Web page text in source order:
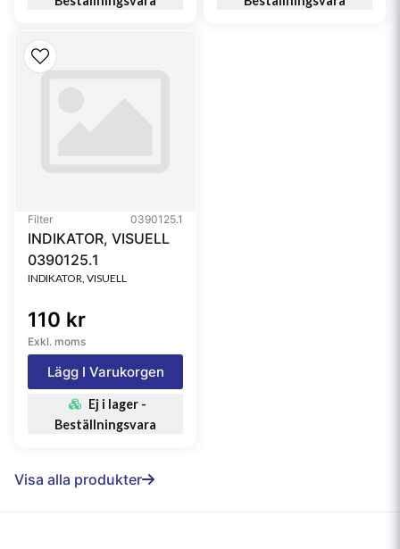
Filter 0390125.1
INDIKATOR, VISUELL
0390125.1
INDIKATOR, VISUELL
110 kr
Exkl. moms
Lägg I Varukorgen
Ej i lager -
Beställningsvara
Visa alla produkter